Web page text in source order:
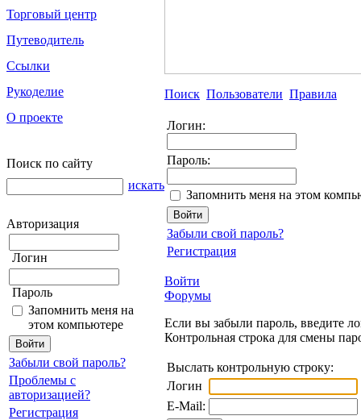
Торговый центр
Путеводитель
Ссылки
Рукоделие
О проекте
Поиск по сайту
искать
Авторизация
Логин
Пароль
Запомнить меня на
этом компьютере
Забыли свой пароль?
Проблемы с
авторизацией?
Регистрация
Поиск Пользователи Правила
Логин:
Пароль:
Запомнить меня на этом
Забыли свой пароль?
Регистрация
Войти
Форумы
Если вы забыли пароль, введите
Контрольная строка для смены
Выслать контрольную строку:
Логин
E-Mail: